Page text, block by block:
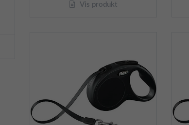
Vis produkt